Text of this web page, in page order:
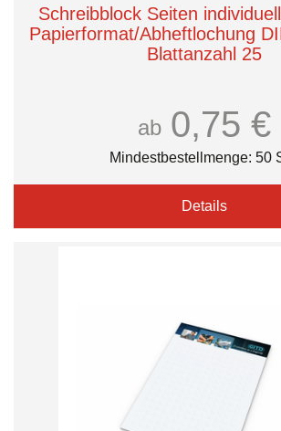
Schreibblock Seiten
Papierformat/Abheftlochung
Blattanzahl 25
ab 0,75 €
Mindestbestellmenge: 50
Details